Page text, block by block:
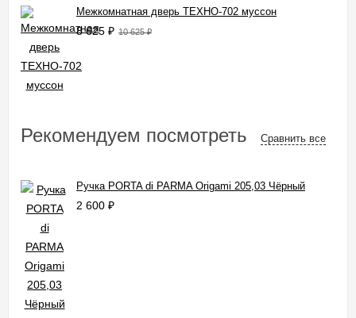
Межкомнатная дверь ТЕХНО-702 муссон
8 625 ₽ 10 625₽
Рекомендуем посмотреть Сравнить все
Ручка PORTA di PARMA Origami 205,03 Чёрный
2 600 ₽